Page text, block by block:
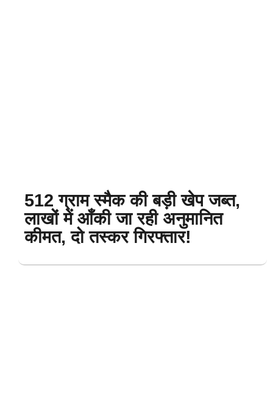
512 ग्राम स्मैक की बड़ी खेप जब्त,
लाखों में आँकी जा रही अनुमानित
कीमत, दो तस्कर गिरफ्तार!